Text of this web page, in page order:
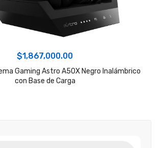
$1,867,000.00
Gaming Astro A50X Negro Inalámbrico
con Base de Carga